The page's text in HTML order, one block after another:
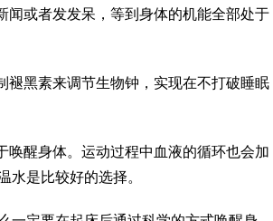
闻或者发发呆，等到身体的机能全部处于
褪黑素来调节生物钟，实现在不打破睡眠
醒身体。运动过程中血液的循环也会加
水是比较好的选择。